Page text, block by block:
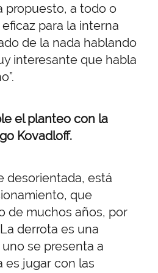
propuesto, a todo o
para la interna
de la nada hablando
interesante que habla
el planteo con la
Kovadloff.
desorientada, está
que
de muchos años, por
derrota es una
se presenta a
es jugar con las